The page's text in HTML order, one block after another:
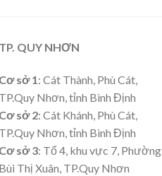
TP. QUY NHƠN
Cơ sở 1: Cát Thành, Phù Cát,
TP.Quy Nhơn, tỉnh Bình Định
Cơ sở 2: Cát Khánh, Phù Cát,
TP.Quy Nhơn, tỉnh Bình Định
Cơ sở 3: Tổ 4, khu vực 7, Phường
Bùi Thị Xuân, TP.Quy Nhơn